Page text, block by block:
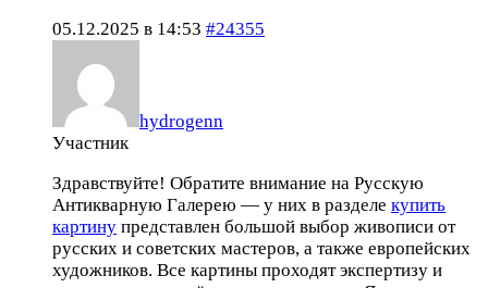
05.12.2025 в 14:53 #24355
hydrogenn
Участник
Здравствуйте! Обратите внимание на Русскую
Антикварную Галерею — у них в разделе купить
картину представлен большой выбор живописи от
русских и советских мастеров, а также европейских
художников. Все картины проходят экспертизу и